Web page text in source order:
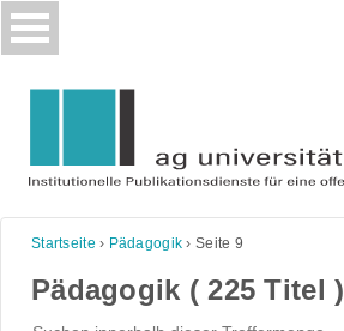
Skip
to
Startseite › Pädagogik ›Seite 9
Pädagogik ( 225 Titel )